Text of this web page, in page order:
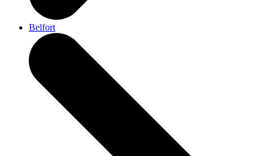
Belfort